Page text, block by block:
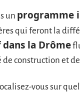
un programme
qui feront la
la Drôme
construction et
vous sur